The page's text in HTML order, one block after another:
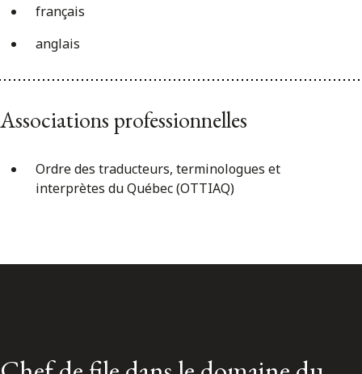
français
anglais
Associations professionnelles
Ordre des traducteurs, terminologues et
interprètes du Québec (OTTIAQ)